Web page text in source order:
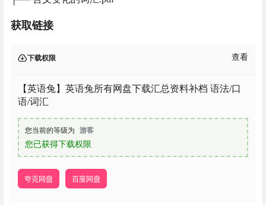
获取链接
下载权限 查看
【英语兔】英语兔所有网盘下载汇总资料补档 语法/口
语/词汇
您当前的等级为 游客
您已获得下载权限
夸克网盘 百度网盘